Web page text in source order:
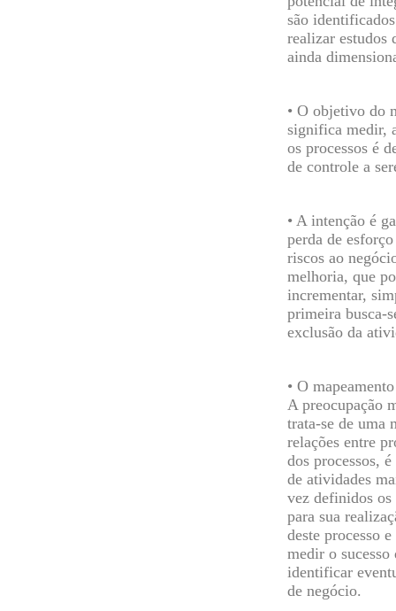
são
realizar estudos
ainda
• O objetivo do
significa medir,
os processos é
de controle a
• A intenção é
perda de
riscos ao
melhoria, que
incrementar,
primeira busca-
exclusão da
• O
A preocupação
trata-se de uma
relações entre
dos processos,
de atividades
vez definidos os
para sua
deste processo
medir o
identificar
de negócio.